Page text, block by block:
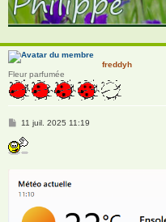
freddyh
Fleur parfumée
M
s
s
e
11 juil. 2025 11:19